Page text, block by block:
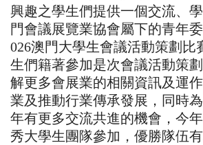
興趣之學生們提供一個交流、
門會議展覽業協會屬下的青年
026澳門大學生會議活動策劃比
生們籍著參加是次會議活動策
解更多會展業的相關資訊及運
業及推動行業傳承發展，同時
年有更多交流共進的機會，今
秀大學生團隊參加，優勝隊伍